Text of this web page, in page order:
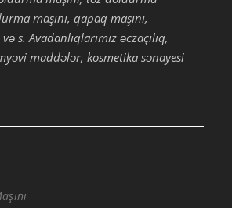
maşını, qapaq maşını,
s. Avadanlıqlarımız əczaçılıq,
maddələr, kosmetika sənayesi